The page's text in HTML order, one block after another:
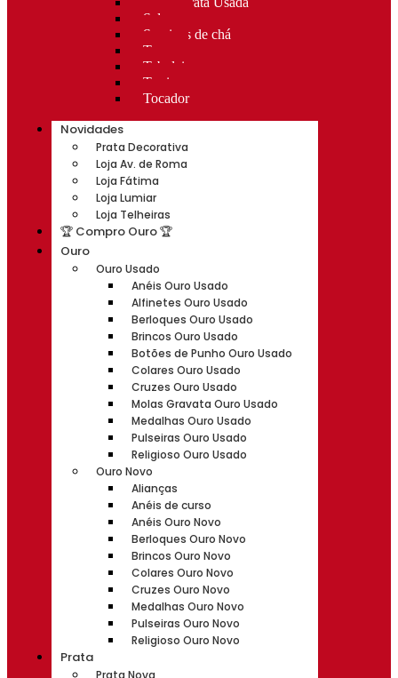
Salvas
Serviços de chá
Taças
Tabuleiros
Terrinas
Tocador
Novidades
Prata Decorativa
Loja Av. de Roma
Loja Fátima
Loja Lumiar
Loja Telheiras
🏆 Compro Ouro 🏆
Ouro
Ouro Usado
Anéis Ouro Usado
Alfinetes Ouro Usado
Berloques Ouro Usado
Brincos Ouro Usado
Botões de Punho Ouro Usado
Colares Ouro Usado
Cruzes Ouro Usado
Molas Gravata Ouro Usado
Medalhas Ouro Usado
Pulseiras Ouro Usado
Religioso Ouro Usado
Ouro Novo
Alianças
Anéis de curso
Anéis Ouro Novo
Berloques Ouro Novo
Brincos Ouro Novo
Colares Ouro Novo
Cruzes Ouro Novo
Medalhas Ouro Novo
Pulseiras Ouro Novo
Religioso Ouro Novo
Prata